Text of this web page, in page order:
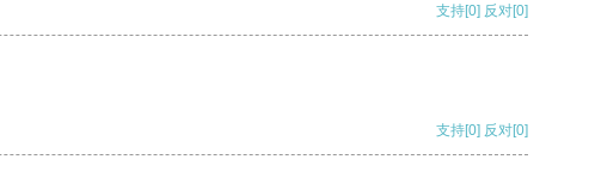
支持[0] 反对[0]
支持[0] 反对[0]